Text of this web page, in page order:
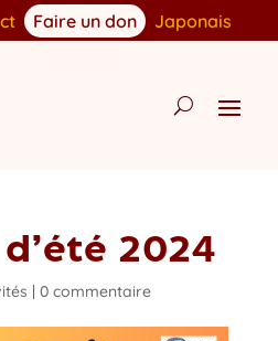
Faire un don Japonais
2024
0 commentaire